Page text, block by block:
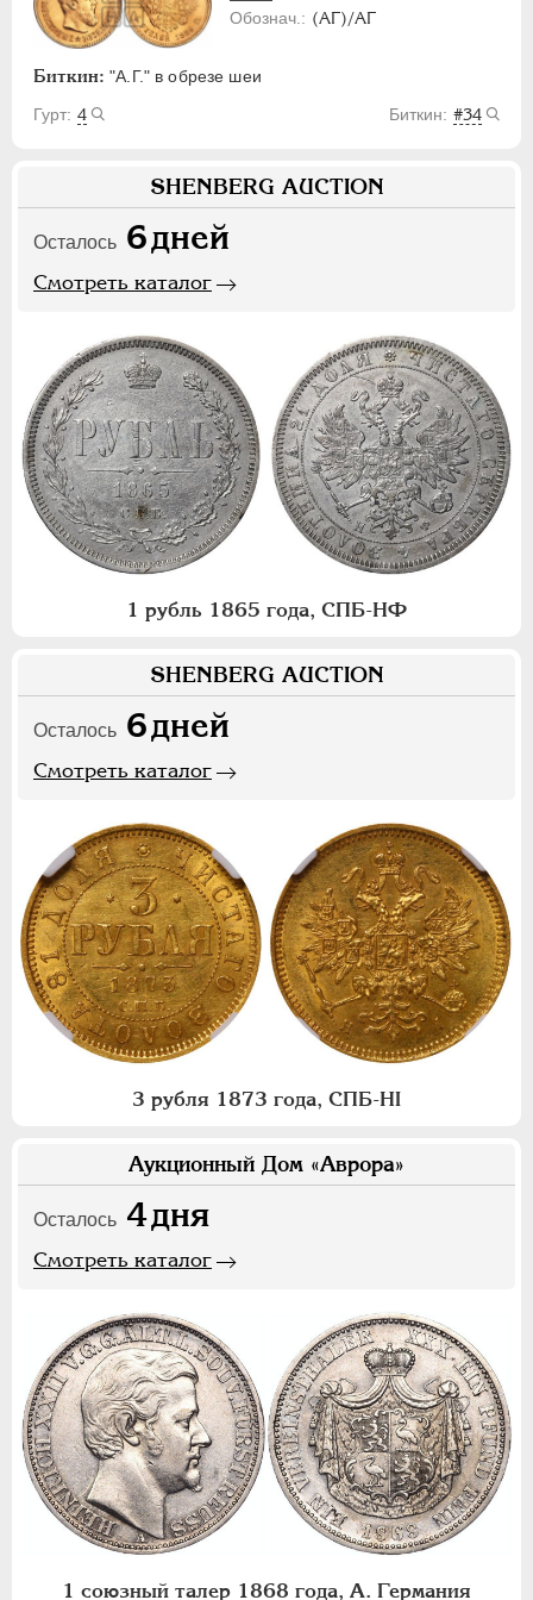
(АГ)/АГ
Биткин: "А.Г." в обрезе шеи
4
#34
SHENBERG AUCTION
Осталось 6дней
Смотреть каталог
1 рубль 1865 года, СПБ-НФ
SHENBERG AUCTION
Осталось 6дней
Смотреть каталог
3 рубля 1873 года, СПБ-НI
Аукционный Дом «Аврора»
Осталось 4дня
Смотреть каталог
1 союзный талер 1868 года, А. Германия